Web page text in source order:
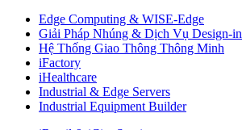
Edge Computing & WISE-Edge
Giải Pháp Nhúng & Dịch Vụ Design-in
Hệ Thống Giao Thông Thông Minh
iFactory
iHealthcare
Industrial & Edge Servers
Industrial Equipment Builder